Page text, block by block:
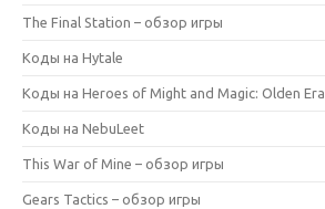
The Final Station – обзор игры
Коды на Hytale
Коды на Heroes of Might and Magic: Olden Era
Коды на NebuLeet
This War of Mine – обзор игры
Gears Tactics – обзор игры